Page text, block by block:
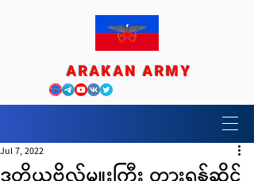
ARAKAN ARMY
Jul 7, 2022